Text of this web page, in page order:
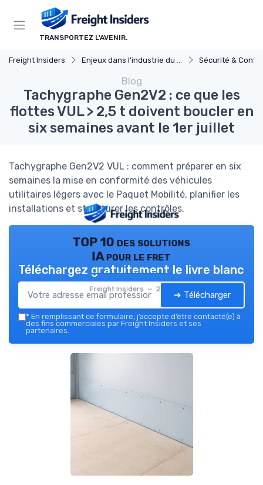
TRANSPORTEZ L'AVENIR.
Freight Insiders Enjeux dans l'industrie du fret Sécurité &
Blog
Tachygraphe Gen2V2 : ce que les
flottes VUL > 2,5 t doivent boucler en
six semaines avant le 1er juillet
Tachygraphe Gen2V2 VUL : comment préparer en six
semaines la mise en conformité des véhicules
utilitaires légers avec le Paquet Mobilité, planifier les
installations et structurer les contrôles.
TOP 10 des solutions
IA pour le fret
Freight Insiders — 2026
Téléchargez gratuitement le livre blanc
➔ Télécharger
* En remplissant ce formulaire, j’accepte d’être contacté(e) à
des fins commerciales par Freight Insiders et ses
partenaires.
Panneau de gestion des cookies